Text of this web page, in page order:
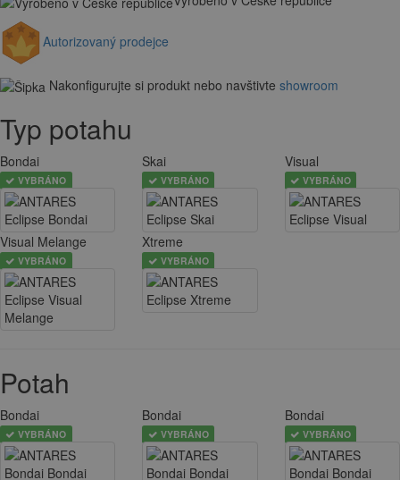
Autorizovaný prodejce
Nakonfigurujte si produkt nebo navštivte showroom
Typ potahu
Bondai
VYBRÁNO
Skai
VYBRÁNO
Visual
VYBRÁNO
Visual Melange
VYBRÁNO
Xtreme
VYBRÁNO
Potah
Bondai
VYBRÁNO
Bondai
VYBRÁNO
Bondai
VYBRÁNO